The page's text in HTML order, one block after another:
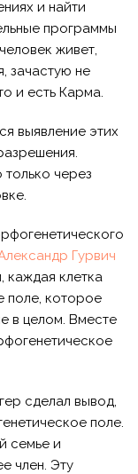
и найти
программы
живет,
зачастую не
и есть Карма.
выявление этих
через
Гурвич
каждая клетка
поле, которое
в целом. Вместе
сделал вывод,
поле.
семье и
член. Эту